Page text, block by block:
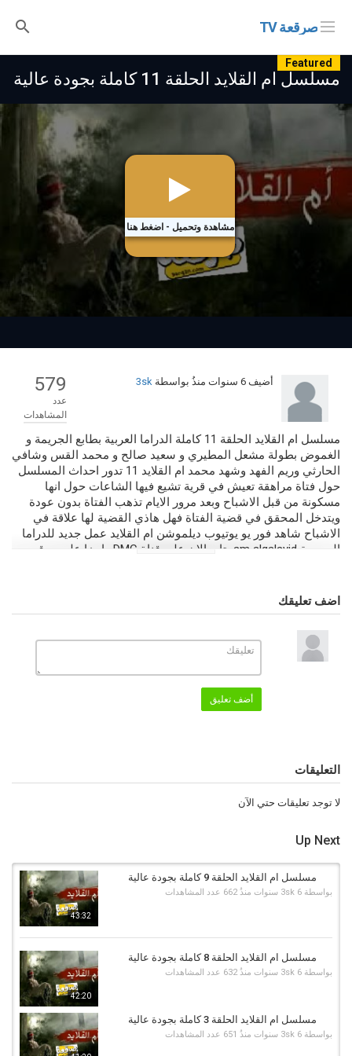
صرقعة TV
Featured
مسلسل ام القلايد الحلقة 11 كاملة بجودة عالية
مشاهدة وتحميل - اضغط هنا
أضيف 6 سنوات منذُ بواسطة 3sk
579
عدد
المشاهدات
مسلسل ام القلايد الحلقة 11 كاملة الدراما العربية بطابع الجريمة و
الغموض بطولة مشعل المطيري و سعيد صالح و محمد القس وشافي
الحارثي وريم الفهد وشهد محمد ام القلايد 11 تدور احداث المسلسل
حول فتاة مراهقة تعيش في قرية تشيع فيها الشاعات حول انها
مسكونة من قبل الاشباح وبعد مرور الايام تذهب الفتاة بدون عودة
ويتدخل المحقق في قضية الفتاة فهل هاذي القضية لها علاقة في
الاشباح شاهد فور يو يوتيوب ديلموشن ام القلايد عمل جديد للدراما
المصرية am alqalayid يتابع الان على قناة DMC وايضا على موقع
مسلسلات عربية 2020
الكلمات الدلالية
القلايد 11
, القلايد, مسلسل القلايد الحلقة 11 كاملة ,
am
اضف تعليقك
أضف تعليق
التعليقات
لا توجد تعليقات حتي الآن
Up Next
43:32
مسلسل ام القلايد الحلقة 9 كاملة بجودة عالية
بواسطة 3sk 6 سنوات منذُ 662 عدد المشاهدات
42:20
مسلسل ام القلايد الحلقة 8 كاملة بجودة عالية
بواسطة 3sk 6 سنوات منذُ 632 عدد المشاهدات
مسلسل ام القلايد الحلقة 3 كاملة بجودة عالية
بواسطة 3sk 6 سنوات منذُ 651 عدد المشاهدات